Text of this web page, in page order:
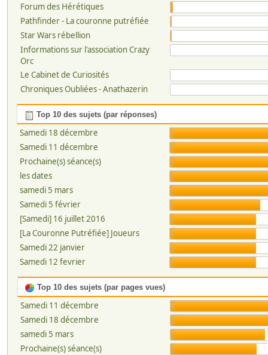
Forum des Hérétiques
Pathfinder - La couronne putréfiée
Star Wars rébellion
Informations sur l'association Crazy
Orc
Le Cabinet de Curiosités
Chroniques Oubliées - Anathazerïn
Top 10 des sujets (par réponses)
Samedi 18 décembre
Samedi 11 décembre
Prochaine(s) séance(s)
les dates
samedi 5 mars
Samedi 5 février
[Samedi] 16 juillet 2016
[La Couronne Putréfiée] Joueurs
Samedi 22 janvier
Samedi 12 fevrier
Top 10 des sujets (par pages vues)
Samedi 11 décembre
Samedi 18 décembre
samedi 5 mars
Prochaine(s) séance(s)